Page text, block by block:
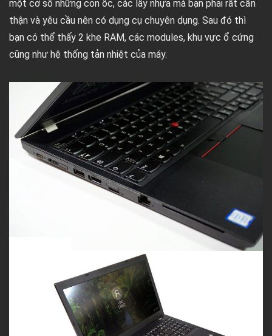
một cơ số những con ốc, các lẫy nhựa mà bạn phải rất cẩn
thận và yêu cầu nên có dụng cụ chuyên dụng. Sau đó thì
bạn có thể thấy 2 khe RAM, các modules, khu vực ổ cứng
cũng như hệ thống tản nhiệt của máy.